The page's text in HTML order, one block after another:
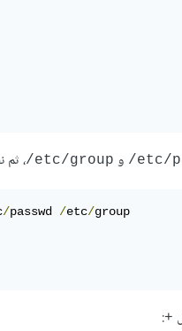
etc/ و etc/group/ ، ثم
/passwd /etc/
+
: